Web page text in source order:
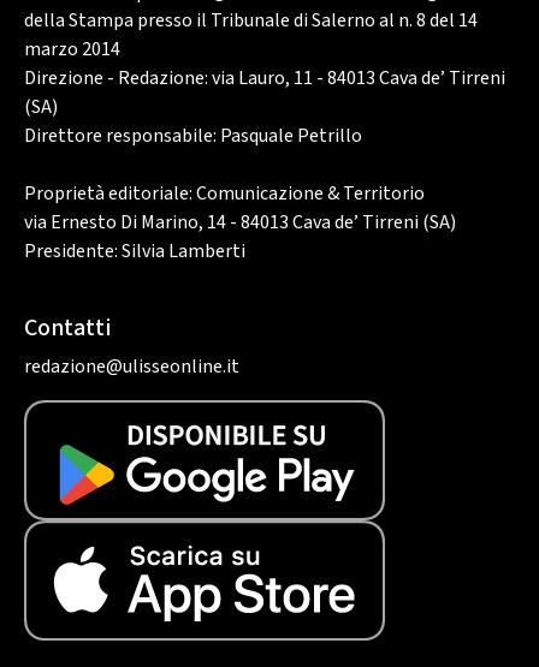
della Stampa presso il Tribunale di Salerno al n. 8 del 14
marzo 2014
Direzione - Redazione: via Lauro, 11 - 84013 Cava de’ Tirreni
(SA)
Direttore responsabile: Pasquale Petrillo
Proprietà editoriale: Comunicazione & Territorio
via Ernesto Di Marino, 14 - 84013 Cava de’ Tirreni (SA)
Presidente: Silvia Lamberti
Contatti
redazione@ulisseonline.it